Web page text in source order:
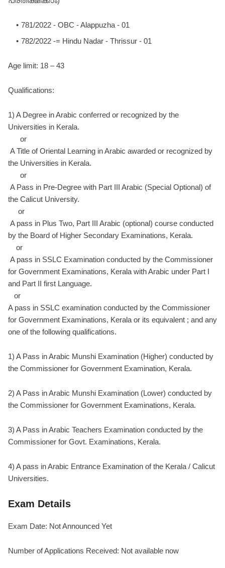
781/2022 - OBC - Alappuzha - 01
782/2022 -= Hindu Nadar - Thrissur - 01
Age limit: 18 – 43
Qualifications:
1) A Degree in Arabic conferred or recognized by the
Universities in Kerala.
or
A Title of Oriental Learning in Arabic awarded or recognized by
the Universities in Kerala.
or
A Pass in Pre-Degree with Part III Arabic (Special Optional) of
the Calicut University.
or
A pass in Plus Two, Part III Arabic (optional) course conducted
by the Board of Higher Secondary Examinations, Kerala.
or
A pass in SSLC Examination conducted by the Commissioner
for Government Examinations, Kerala with Arabic under Part I
and Part II first Language.
or
A pass in SSLC examination conducted by the Commissioner
for Government Examinations, Kerala or its equivalent ; and any
one of the following qualifications.
1) A Pass in Arabic Munshi Examination (Higher) conducted by
the Commissioner for Government Examination, Kerala.
2) A Pass in Arabic Munshi Examination (Lower) conducted by
the Commissioner for Government Examinations, Kerala.
3) A Pass in Arabic Teachers Examination conducted by the
Commissioner for Govt. Examinations, Kerala.
4) A pass in Arabic Entrance Examination of the Kerala / Calicut
Universities.
Exam Details
Exam Date: Not Announced Yet
Number of Applications Received: Not available now